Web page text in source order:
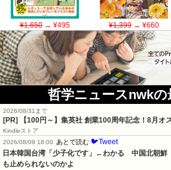
¥1,650→ ¥495 ¥1,399→ ¥660
哲学ニュースnwkの
2026/08/31まで
[PR] 【100円～】集英社 創業100周年記念！8月オ
Kindleストア
2026/08/09 18:00
あとで読む 🐦Tweet
日本韓国台湾「少子化です」←わかる　中国北朝
も止められないのかよ